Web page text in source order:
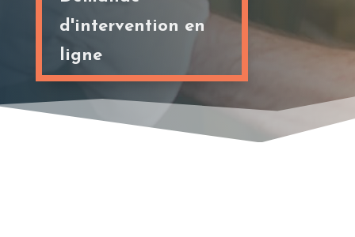
d'intervention en
ligne